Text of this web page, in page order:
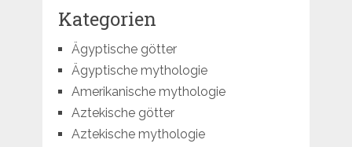
Kategorien
Ägyptische götter
Ägyptische mythologie
Amerikanische mythologie
Aztekische götter
Aztekische mythologie